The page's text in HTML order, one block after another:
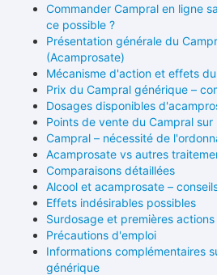
Commander Campral en ligne
ce possible ?
Présentation générale du
(Acamprosate)
Mécanisme d'action et effets
Prix du Campral générique –
Dosages disponibles
Points de vente du Campral sur
Campral – nécessité de
Acamprosate vs autres
Comparaisons détaillées
Alcool et acamprosate –
Effets indésirables possibles
Surdosage et premières actions
Précautions d'emploi
Informations complémentaires
générique